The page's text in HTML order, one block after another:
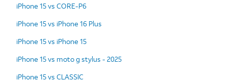
iPhone 15 vs CORE-P6
iPhone 15 vs iPhone 16 Plus
iPhone 15 vs iPhone 15
iPhone 15 vs moto g stylus - 2025
iPhone 15 vs CLASSIC